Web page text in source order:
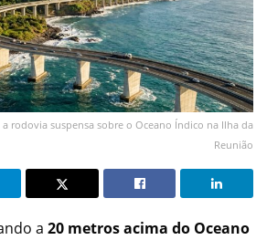
rodovia suspensa sobre o Oceano Índico na Ilha da
Reunião
a 20 metros acima do Oceano